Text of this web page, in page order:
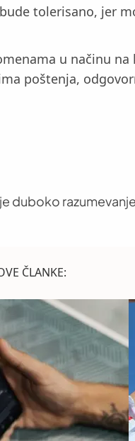
tolerisano, jer
u načinu
poštenja,
duboko
ČLANKE: